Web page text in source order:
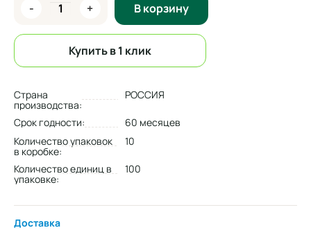
- + В корзину
Купить в 1 клик
Страна
производства:
РОССИЯ
Срок годности:
60 месяцев
Количество упаковок
в коробке:
10
Количество единиц в
упаковке:
100
Доставка